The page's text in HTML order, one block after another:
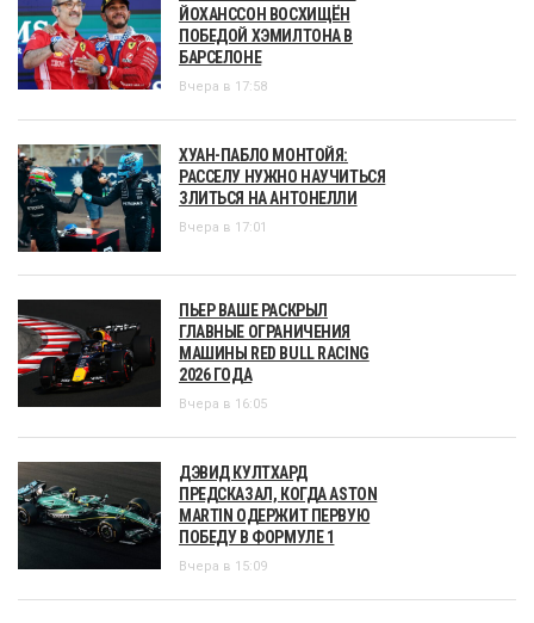
ЙОХАНССОН ВОСХИЩЁН
ПОБЕДОЙ ХЭМИЛТОНА В
БАРСЕЛОНЕ
Вчера в 17:58
ХУАН-ПАБЛО МОНТОЙЯ:
РАССЕЛУ НУЖНО НАУЧИТЬСЯ
ЗЛИТЬСЯ НА АНТОНЕЛЛИ
Вчера в 17:01
ПЬЕР ВАШЕ РАСКРЫЛ
ГЛАВНЫЕ ОГРАНИЧЕНИЯ
МАШИНЫ RED BULL RACING
2026 ГОДА
Вчера в 16:05
ДЭВИД КУЛТХАРД
ПРЕДСКАЗАЛ, КОГДА ASTON
MARTIN ОДЕРЖИТ ПЕРВУЮ
ПОБЕДУ В ФОРМУЛЕ 1
Вчера в 15:09